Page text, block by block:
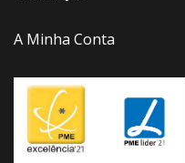
A Minha Conta